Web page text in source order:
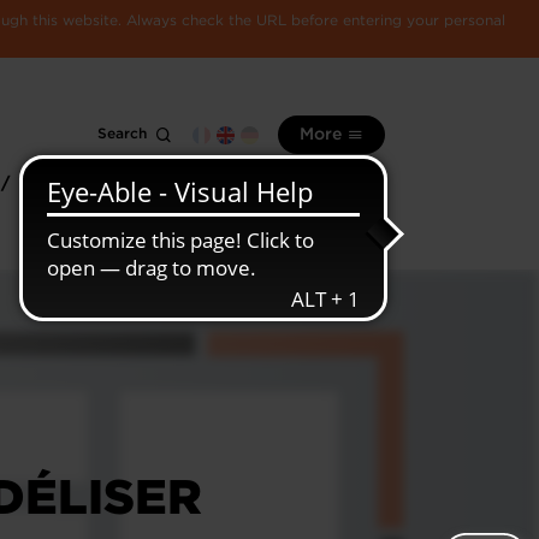
this website. Always check the URL before entering your personal
Search More
/
information
Luxembourg
economy